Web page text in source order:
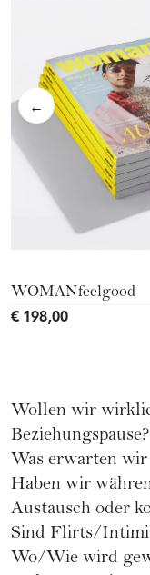
←
WOMANfeelgood
€ 198,00
Wollen wir
Beziehungspause?
Was erwarten
Haben wir
Austausch oder
Sind Flirts/
Wo/Wie wird